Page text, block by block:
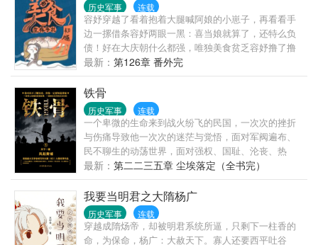
历史军事 连载
容妤穿越了看着抱着大腿喊阿娘的小崽子，再看看手
边一摞借条容妤两眼一黑：喜当娘就算了，还特么负
债！好在大庆朝什么都强，唯独美食贫乏容妤撸了撸
袖子，打算重拾老本行，发家致富养崽子直到>
最新： 第126章 番外完
铁骨
历史军事 连载
一个卑微的生命来到战火纷飞的民国，一次次的挫折
与伤痛导致他一次次的迷茫与觉悟，面对军阀遍布、
民不聊生的动荡世界，面对强权、国耻、沦丧、热
血……这个只为了好好活下去而苦心钻营的麻木看
客，不知不觉被卷入一次次的历史大事件中，糊里糊
涂走上了从军之路。
最新： 第二二三五章 尘埃落定（全书完）
我要当明君之大隋杨广
历史军事 连载
穿越成隋炀帝，却被明君系统所逼，只剩下一柱香的
命，为保命，杨广：大赦天下。寡人还要西平吐谷